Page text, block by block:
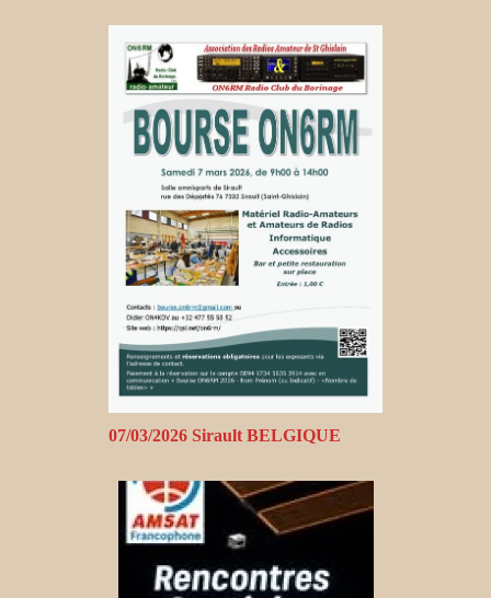
07/03/2026 Sirault BELGIQUE